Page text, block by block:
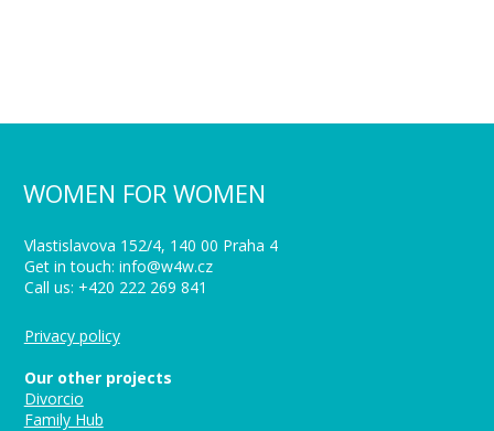
WOMEN FOR WOMEN
Vlastislavova 152/4, 140 00 Praha 4
Get in touch: info@w4w.cz
Call us: +420 222 269 841
Privacy policy
Our other projects
Divorcio
Family Hub